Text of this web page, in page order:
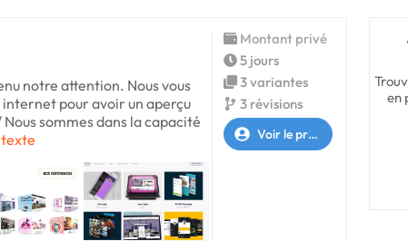
en
notre attention. Nous vous
pour avoir un aperçu
sommes dans la capacité
Montant privé
5 jours
3 variantes
3 révisions
Voir le profil